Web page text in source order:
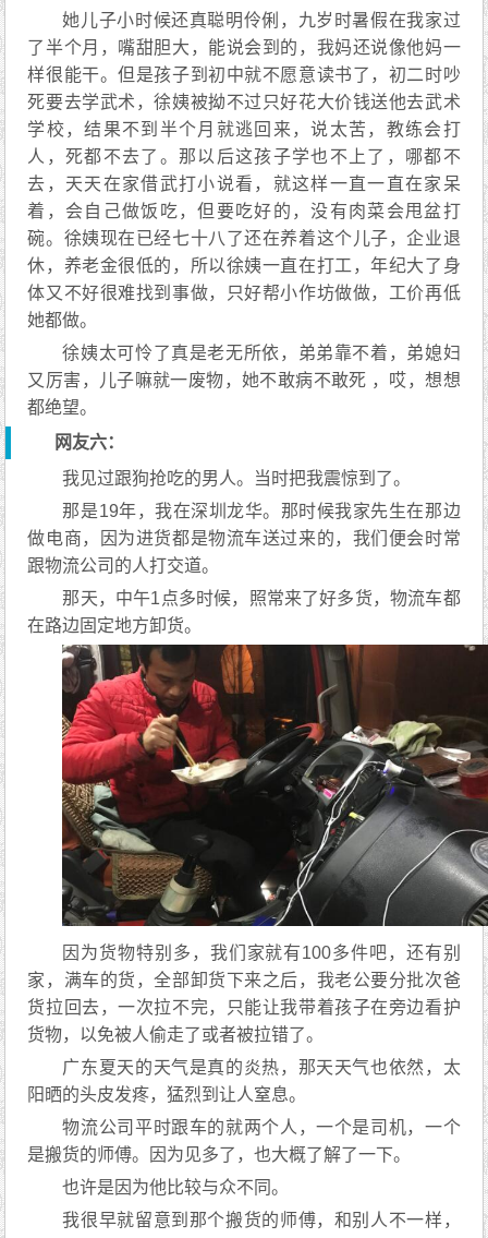
她儿子小时候还真聪明伶俐，九岁时暑假在我家过
了半个月，嘴甜胆大，能说会到的，我妈还说像他妈一
样很能干。但是孩子到初中就不愿意读书了，初二时吵
死要去学武术，徐姨被拗不过只好花大价钱送他去武术
学校，结果不到半个月就逃回来，说太苦，教练会打
人，死都不去了。那以后这孩子学也不上了，哪都不
去，天天在家借武打小说看，就这样一直一直在家呆
着，会自己做饭吃，但要吃好的，没有肉菜会甩盆打
碗。徐姨现在已经七十八了还在养着这个儿子，企业退
休，养老金很低的，所以徐姨一直在打工，年纪大了身
体又不好很难找到事做，只好帮小作坊做做，工价再低
她都做。
徐姨太可怜了真是老无所依，弟弟靠不着，弟媳妇
又厉害，儿子嘛就一废物，她不敢病不敢死 ，哎，想想
都绝望。
网友六：
我见过跟狗抢吃的男人。当时把我震惊到了。
那是19年，我在深圳龙华。那时候我家先生在那边
做电商，因为进货都是物流车送过来的，我们便会时常
跟物流公司的人打交道。
那天，中午1点多时候，照常来了好多货，物流车都
在路边固定地方卸货。
因为货物特别多，我们家就有100多件吧，还有别
家，满车的货，全部卸货下来之后，我老公要分批次爸
货拉回去，一次拉不完，只能让我带着孩子在旁边看护
货物，以免被人偷走了或者被拉错了。
广东夏天的天气是真的炎热，那天天气也依然，太
阳晒的头皮发疼，猛烈到让人窒息。
物流公司平时跟车的就两个人，一个是司机，一个
是搬货的师傅。因为见多了，也大概了解了一下。
也许是因为他比较与众不同。
我很早就留意到那个搬货的师傅，和别人不一样，